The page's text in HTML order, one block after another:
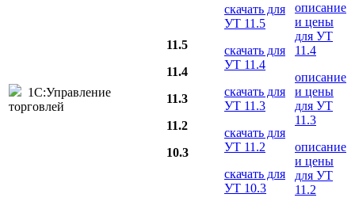
1С:Управление
торговлей
11.5
11.4
11.3
11.2
10.3
скачать для
УТ 11.5
скачать для
УТ 11.4
скачать для
УТ 11.3
скачать для
УТ 11.2
скачать для
УТ 10.3
описание
и цены
для УТ
11.4
описание
и цены
для УТ
11.3
описание
и цены
для УТ
11.2